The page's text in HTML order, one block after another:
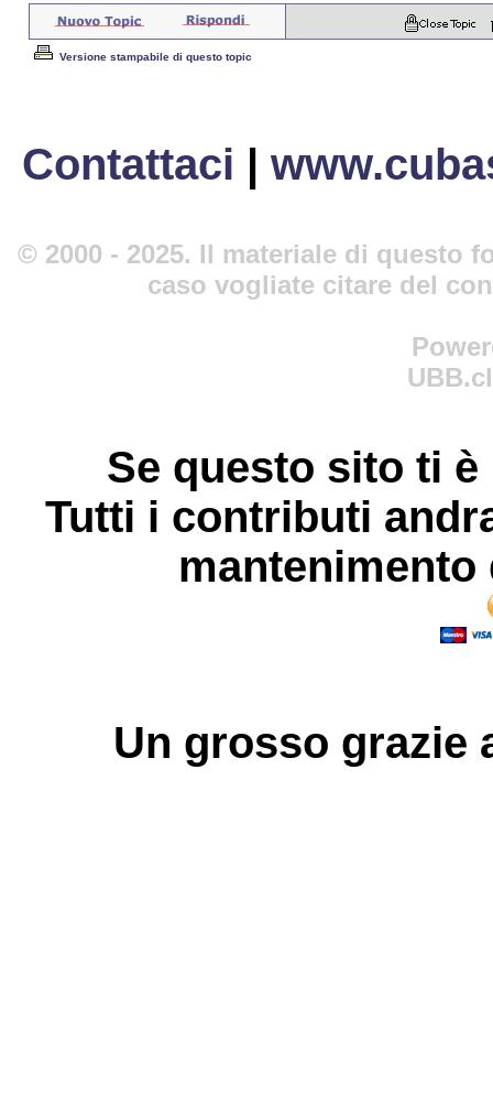
Versione stampabile di questo topic
Contattaci |
© 2000 - 2025. Il materiale di questo
caso vogliate citare del
Se questo sito ti
Tutti i contributi
Un grosso grazie